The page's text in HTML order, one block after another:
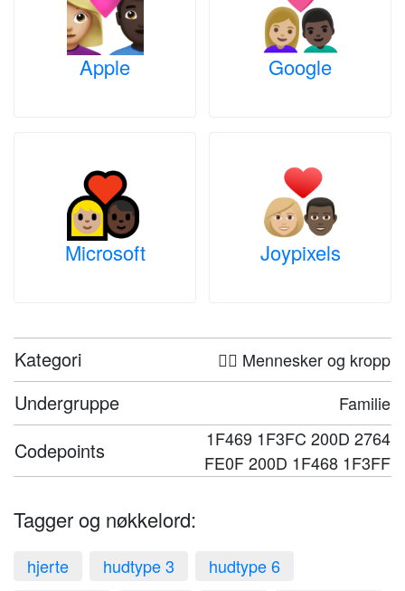
Apple Google
Microsoft Joypixels
Kategori 🤦‍♀️ Mennesker og kropp
Undergruppe Familie
Codepoints
1F469 1F3FC 200D 2764
FE0F 200D 1F468 1F3FF
Tagger og nøkkelord:
hjerte hudtype 3
hudtype 6